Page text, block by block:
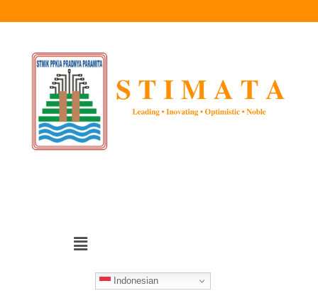
Indonesian